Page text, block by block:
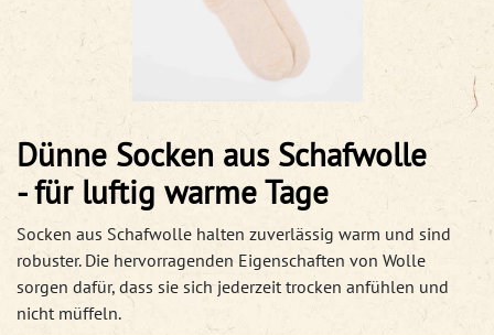
Dünne Socken aus Schafwolle
- für luftig warme Tage
Socken aus Schafwolle halten zuverlässig warm und sind
robuster. Die hervorragenden Eigenschaften von Wolle
sorgen dafür, dass sie sich jederzeit trocken anfühlen und
nicht müffeln.